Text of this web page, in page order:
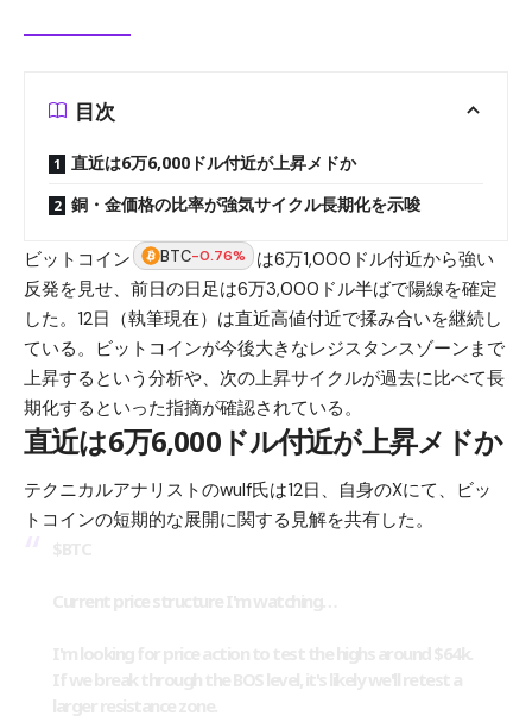
目次
直近は6万6,000ドル付近が上昇メドか
銅・金価格の比率が強気サイクル長期化を示唆
ビットコイン BTC-0.76%
は6万1,000ドル付近から強い
反発を見せ、前日の日足は6万3,000ドル半ばで陽線を確定
した。12日（執筆現在）は直近高値付近で揉み合いを継続し
ている。ビットコインが今後大きなレジスタンスゾーンまで
上昇するという分析や、次の上昇サイクルが過去に比べて長
期化するといった指摘が確認されている。
直近は6万6,000ドル付近が上昇メドか
テクニカルアナリストのwulf氏は12日、自身のXにて、ビッ
トコインの短期的な展開に関する見解を共有した。